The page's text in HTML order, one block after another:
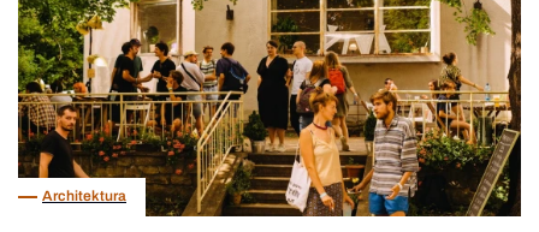
Architektura